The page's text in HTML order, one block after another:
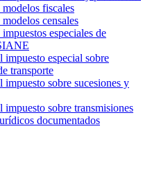
fiscales
censales
especiales de
impuesto especial sobre
transporte
impuesto sobre sucesiones y
impuesto sobre transmisiones
documentados